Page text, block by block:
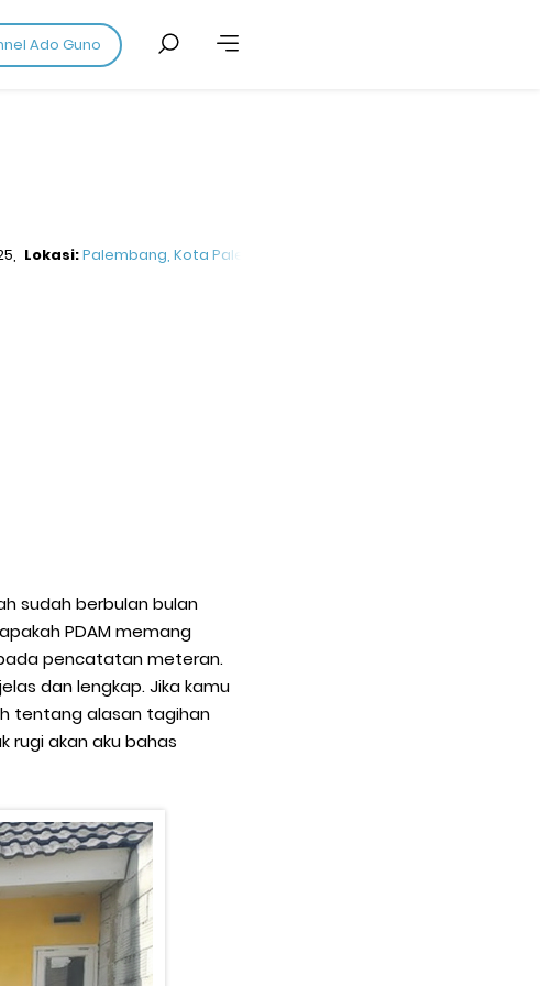
Ado Guno
Lokasi:Palembang, Kota Palembang, Sumatera Selatan, Indonesia
sudah berbulan bulan
PDAM memang
pencatatan meteran.
dan lengkap. Jika kamu
tentang alasan tagihan
rugi akan aku bahas